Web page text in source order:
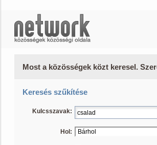
Most a közösségek közt keresel.
Keresés szűkítése
Kulcsszavak:
Hol: